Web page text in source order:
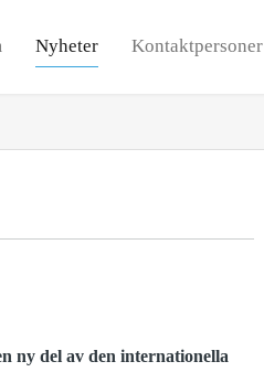
Nyheter Kontaktpersoner
ny del av den internationella